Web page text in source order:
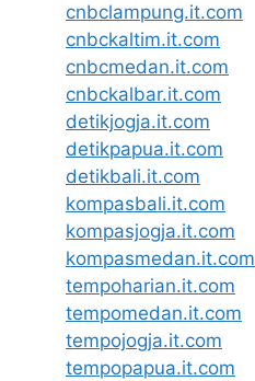
cnbclampung.it.com
cnbckaltim.it.com
cnbcmedan.it.com
cnbckalbar.it.com
detikjogja.it.com
detikpapua.it.com
detikbali.it.com
kompasbali.it.com
kompasjogja.it.com
kompasmedan.it.com
tempoharian.it.com
tempomedan.it.com
tempojogja.it.com
tempopapua.it.com